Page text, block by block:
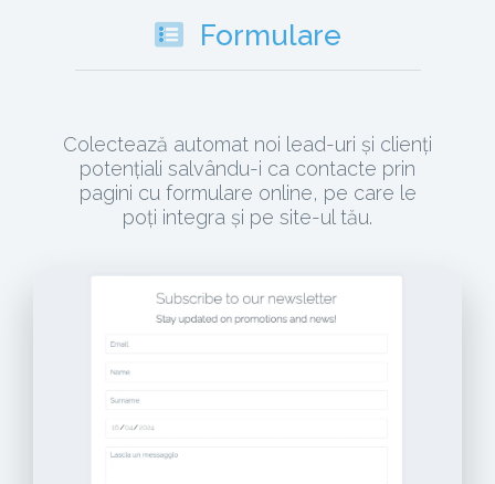
Formulare
Colectează automat noi lead-uri și clienți
potențiali salvându-i ca contacte prin
pagini cu formulare online, pe care le
poți integra și pe site-ul tău.